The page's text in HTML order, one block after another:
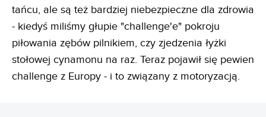
tańcu, ale są też bardziej niebezpieczne dla zdrowia
- kiedyś miliśmy głupie "challenge'e" pokroju
piłowania zębów pilnikiem, czy zjedzenia łyżki
stołowej cynamonu na raz. Teraz pojawił się pewien
challenge z Europy - i to związany z motoryzacją.